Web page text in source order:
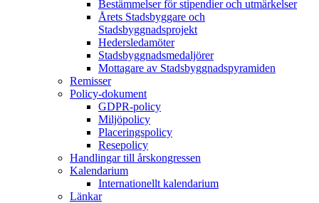
Bestämmelser för stipendier och utmärkelser
Årets Stadsbyggare och
Stadsbyggnadsprojekt
Hedersledamöter
Stadsbyggnadsmedaljörer
Mottagare av Stadsbyggnadspyramiden
Remisser
Policy-dokument
GDPR-policy
Miljöpolicy
Placeringspolicy
Resepolicy
Handlingar till årskongressen
Kalendarium
Internationellt kalendarium
Länkar